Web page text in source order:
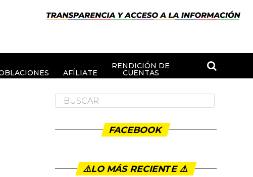
AFÍLIATE
RENDICIÓN DE
CUENTAS
FACEBOOK
⚠️LO MÁS RECIENTE ⚠️️